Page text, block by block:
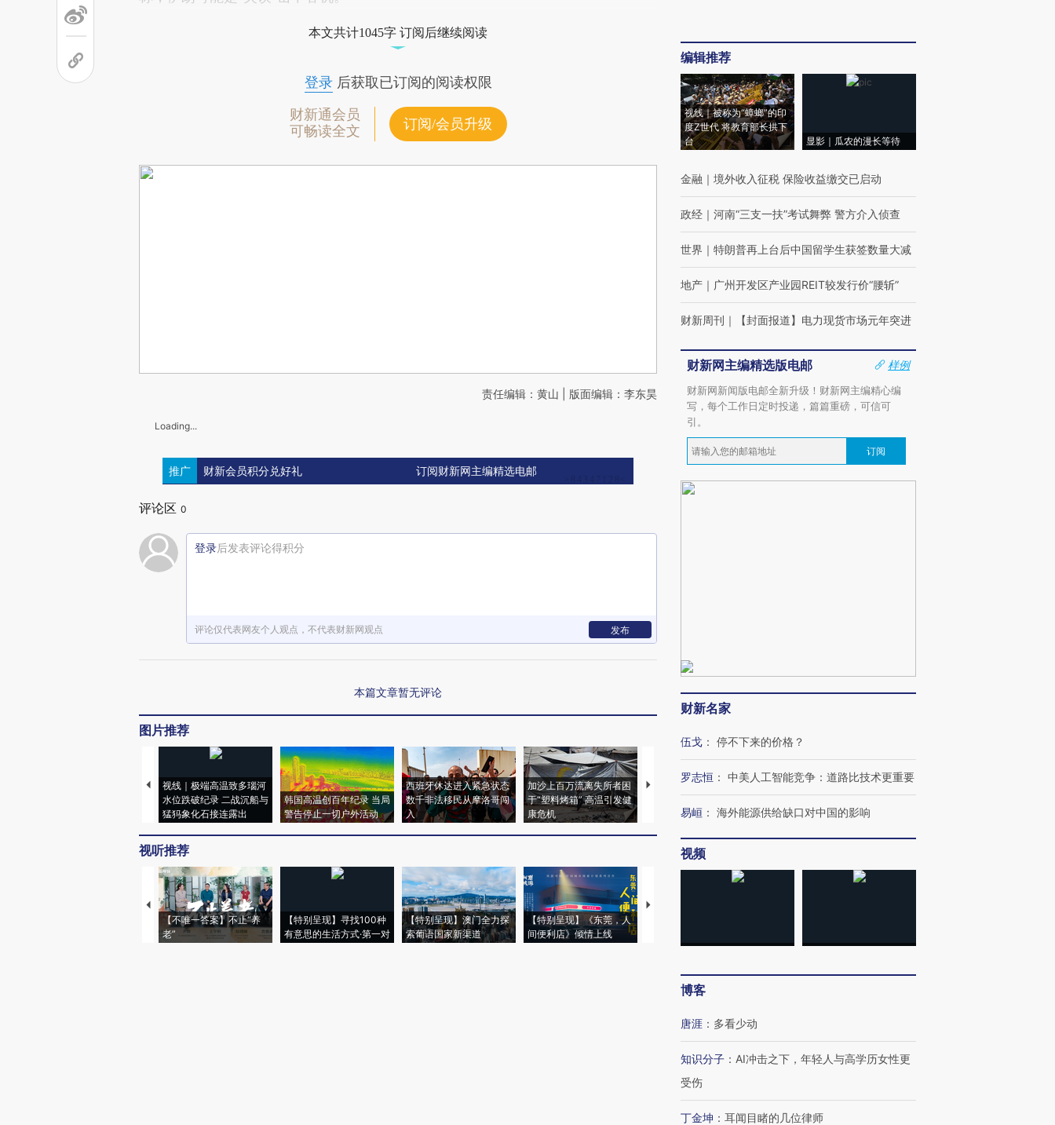
本文共计1045字 订阅后继续阅读
登录后获取已订阅的阅读权限
财新通会员
可畅读全文
订阅/会员升级
责任编辑：黄山 | 版面编辑：李东昊
Loading...
推广 财新会员积分兑好礼 订阅财新网主编精选电邮
评论区 0
登录后发表评论得积分
评论仅代表网友个人观点，不代表财新网观点 发布
本篇文章暂无评论
图片推荐
视线｜极端高温致多瑙河
水位跌破纪录 二战沉船与
猛犸象化石接连露出
韩国高温创百年纪录 当局
警告停止一切户外活动
西班牙休达进入紧急状态
数千非法移民从摩洛哥闯
入
加沙上百万流离失所者困
于“塑料烤箱” 高温引发健
康危机
马航飞行员跨国走私7万
要防空导弹“救急”
视听推荐
【不唯一答案】不止“养
老”
【特别呈现】寻找100种
有意思的生活方式·第一对
【特别呈现】澳门全力探
索葡语国家新渠道
【特别呈现】《东莞，人
间便利店》倾情上线
【推广】走进第四届链博
编辑推荐
视线｜被称为“蟑螂”的印
度Z世代 将教育部长拱下
台
显影｜瓜农的漫长等待
金融 ｜ 境外收入征税 保险收益缴交已启动
政经 ｜ 河南“三支一扶”考试舞弊 警方介入侦查
世界 ｜ 特朗普再上台后中国留学生获签数量大减
地产 ｜ 广州开发区产业园REIT较发行价“腰斩”
财新周刊 ｜ 【封面报道】电力现货市场元年突进
财新网主编精选版电邮
样例
财新网新闻版电邮全新升级！财新网主编精心编
写，每个工作日定时投递，篇篇重磅，可信可
引。
订阅
财新名家
伍戈 ： 停不下来的价格？
罗志恒 ： 中美人工智能竞争：道路比技术更重要
易峘 ： 海外能源供给缺口对中国的影响
视频
博客
唐涯 ： 多看少动
知识分子 ： AI冲击之下，年轻人与高学历女性更
受伤
丁金坤 ： 耳闻目睹的几位律师